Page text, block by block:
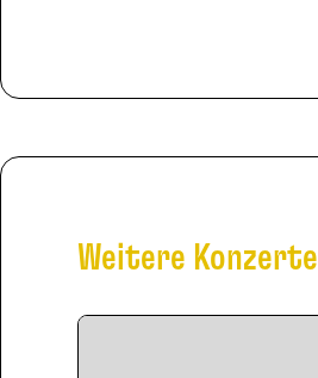
Weitere Konzerte